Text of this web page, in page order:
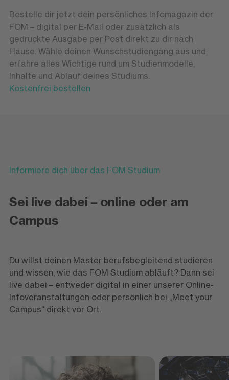
Bestelle dir jetzt dein persönliches Infomagazin der
FOM – digital per E-Mail oder zusätzlich als
gedruckte Ausgabe per Post direkt zu dir nach
Hause. Wähle deinen Wunschstudiengang aus und
erfahre alles Wichtige rund um Studienmodelle,
Inhalte und Ablauf deines Studiums.
Kostenfrei bestellen
Informiere dich über das FOM Studium
Sei live dabei – online oder am
Campus
Du willst deinen Master berufsbegleitend studieren
und wissen, wie das FOM Studium abläuft? Dann sei
live dabei – entweder digital in einer unserer Online-
Infoveranstaltungen oder persönlich bei „Meet your
Campus“ direkt vor Ort.